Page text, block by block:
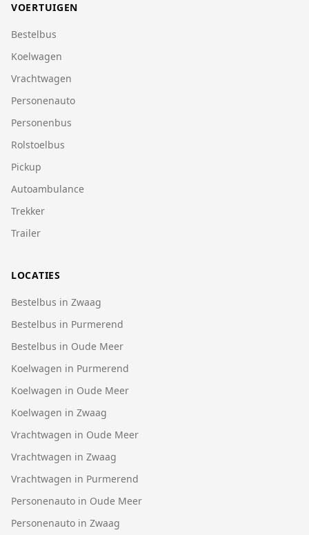
VOERTUIGEN
Bestelbus
Koelwagen
Vrachtwagen
Personenauto
Personenbus
Rolstoelbus
Pickup
Autoambulance
Trekker
Trailer
LOCATIES
Bestelbus in Zwaag
Bestelbus in Purmerend
Bestelbus in Oude Meer
Koelwagen in Purmerend
Koelwagen in Oude Meer
Koelwagen in Zwaag
Vrachtwagen in Oude Meer
Vrachtwagen in Zwaag
Vrachtwagen in Purmerend
Personenauto in Oude Meer
Personenauto in Zwaag